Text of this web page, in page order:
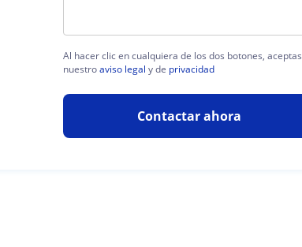
Al hacer clic en cualquiera de los dos botones, aceptas
nuestroaviso legal y de privacidad
Contactar ahora